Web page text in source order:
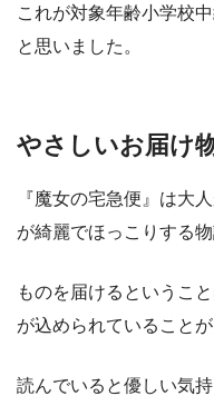
これが対象年齢小学校
と思いました。
やさしいお届け
『魔女の宅急便』は大
が綺麗でほっこりする物
ものを届けるというこ
が込められていることが
読んでいると優しい気